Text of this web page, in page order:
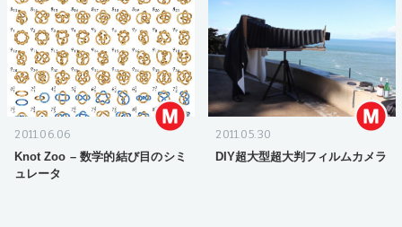
2011.06.06
Knot Zoo – 数学的結び目のシミ
ュレータ
2011.05.30
DIY超大型超大判フィルムカメラ